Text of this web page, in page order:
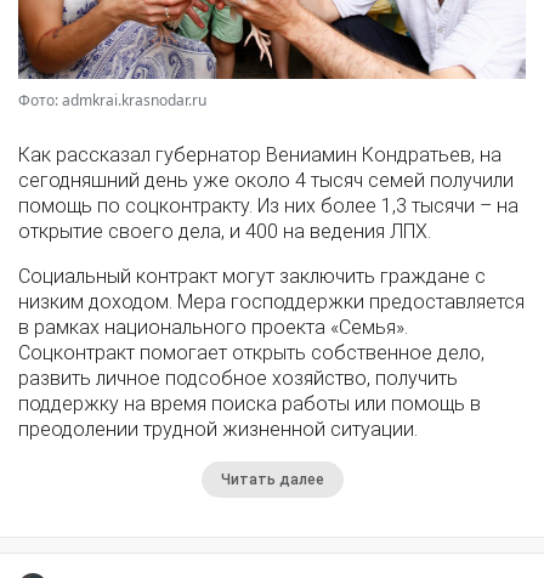
Фото: admkrai.krasnodar.ru
Как рассказал губернатор Вениамин Кондратьев, на
сегодняшний день уже около 4 тысяч семей получили
помощь по соцконтракту. Из них более 1,3 тысячи – на
открытие своего дела, и 400 на ведения ЛПХ.
Социальный контракт могут заключить граждане с
низким доходом. Мера господдержки предоставляется
в рамках национального проекта «Семья».
Соцконтракт помогает открыть собственное дело,
развить личное подсобное хозяйство, получить
поддержку на время поиска работы или помощь в
преодолении трудной жизненной ситуации.
Читать далее